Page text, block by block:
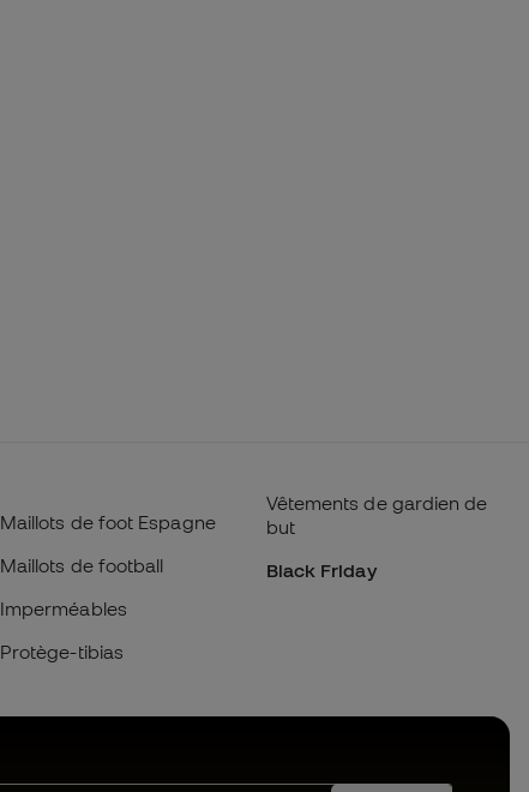
Maillots de foot Espagne
Maillots de football
Imperméables
Protège-tibias
Vêtements de gardien de
but
Black Friday